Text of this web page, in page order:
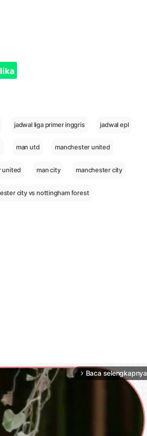
jadwal liga primer inggris jadwal epl
man utd manchester united
united man city manchester city
city vs nottingham forest
arrow_forward_ios Baca selengkapnya